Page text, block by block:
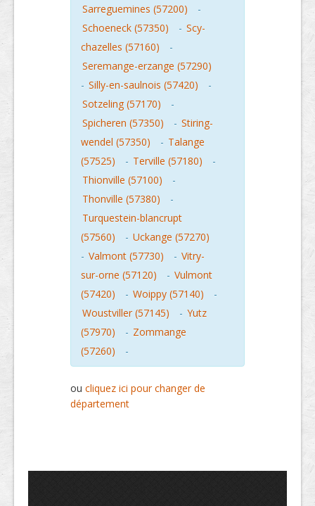
Sarreguemines (57200)
-
Schoeneck (57350)
- Scy-
chazelles (57160)
-
Seremange-erzange (57290)
- Silly-en-saulnois (57420)
-
Sotzeling (57170)
-
Spicheren (57350)
- Stiring-
wendel (57350)
- Talange
(57525)
- Terville (57180)
-
Thionville (57100)
-
Thonville (57380)
-
Turquestein-blancrupt
(57560)
- Uckange (57270)
- Valmont (57730) - Vitry-
sur-orne (57120)
- Vulmont
(57420)
- Woippy (57140)
-
Woustviller (57145)
- Yutz
(57970)
- Zommange
(57260)
-
ou cliquez ici pour changer de
département